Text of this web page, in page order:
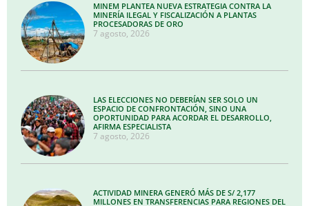
MINEM PLANTEA NUEVA ESTRATEGIA CONTRA LA
MINERÍA ILEGAL Y FISCALIZACIÓN A PLANTAS
PROCESADORAS DE ORO
7 agosto, 2026
LAS ELECCIONES NO DEBERÍAN SER SOLO UN
ESPACIO DE CONFRONTACIÓN, SINO UNA
OPORTUNIDAD PARA ACORDAR EL DESARROLLO,
AFIRMA ESPECIALISTA
7 agosto, 2026
ACTIVIDAD MINERA GENERÓ MÁS DE S/ 2,177
MILLONES EN TRANSFERENCIAS PARA REGIONES DEL